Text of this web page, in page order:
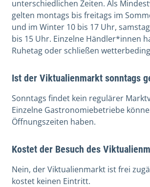
unterschiedlichen Zeiten. Als
gelten montags bis freitags im
und im Winter 10 bis 17 Uhr,
bis 15 Uhr. Einzelne Händler*innen
Ruhetag oder schließen
Ist der Viktualienmarkt sonntags
Sonntags findet kein regulärer
Einzelne Gastronomiebetriebe
Öffnungszeiten haben.
Kostet der Besuch des
Nein, der Viktualienmarkt ist frei
kostet keinen Eintritt.